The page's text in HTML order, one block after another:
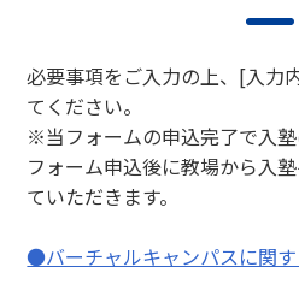
必要事項をご入力の上、[入力
てください。
※当フォームの申込完了で入
フォーム申込後に教場から入
ていただきます。
●バーチャルキャンパスに関